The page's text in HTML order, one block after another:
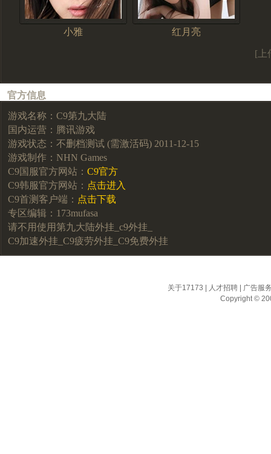
小雅 红月亮
[上
官方信息
游戏名称：C9第九大陆
国内运营：腾讯游戏
游戏状态：不删档测试 (需激活码) 2011-12-15
游戏制作：NHN Games
C9国服官方网站： C9官方
C9韩服官方网站： 点击进入
C9首测客户端： 点击下载
专区编辑：173mufasa
请不用使用第九大陆外挂_c9外挂_
C9加速外挂_C9疲劳外挂_C9免费外挂
关于17173 人才招聘
广告服
Copyright ©